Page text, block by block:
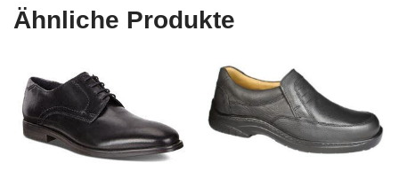
Ähnliche Produkte